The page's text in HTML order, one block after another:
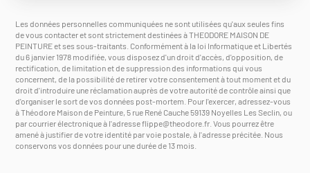
Les données personnelles communiquées ne sont utilisées qu'aux seules fins
de vous contacter et sont strictement destinées à THEODORE MAISON DE
PEINTURE et ses sous-traitants. Conformément à la loi Informatique et Libertés
du 6 janvier 1978 modifiée, vous disposez d'un droit d'accès, d'opposition, de
rectification, de limitation et de suppression des informations qui vous
concernent, de la possibilité de retirer votre consentement à tout moment et du
droit d'introduire une réclamation auprès de votre autorité de contrôle ainsi que
d'organiser le sort de vos données post-mortem. Pour l'exercer, adressez-vous
à Théodore Maison de Peinture, 5 rue René Cauche 59139 Noyelles Les Seclin, ou
par courrier électronique à l'adresseflippe@theodore.fr . Vous pourrez être
amené à justifier de votre identité par voie postale, à l'adresse précitée. Nous
conservons vos données pour une durée de 13 mois.